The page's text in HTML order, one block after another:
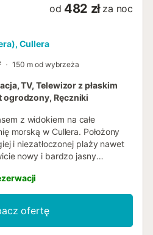
od 482 zł za noc
Cullera
150 m od wybrzeża
TV, Telewizor z płaskim
ogrodzony, Ręczniki
z widokiem na całe
morską w Cullera. Położony
i niezatłoczonej plaży nawet
nowy i bardzo jasny
ciepło/zimno, dzięki czemu
ani przegrzewać się latem,
łóżkami każda,
Posiada również darmowe Wi-
w kontakcie. Aby dostać
ofertę